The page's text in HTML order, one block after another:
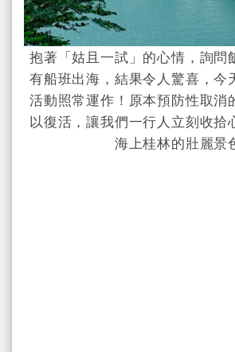
抱著「姑且一試」的心情，詢問
有船班出海，結果令人驚喜，今
活動照常運作！原本預防性取消
以復活，讓我們一行人立刻收拾
海上桂林的壯麗景